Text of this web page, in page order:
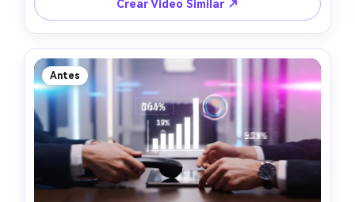
Crear Video Similar ↗
Antes